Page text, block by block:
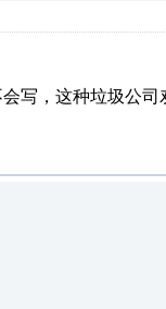
会写，这种垃圾公